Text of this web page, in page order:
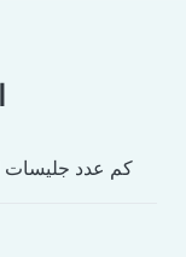
كم عدد جليسات